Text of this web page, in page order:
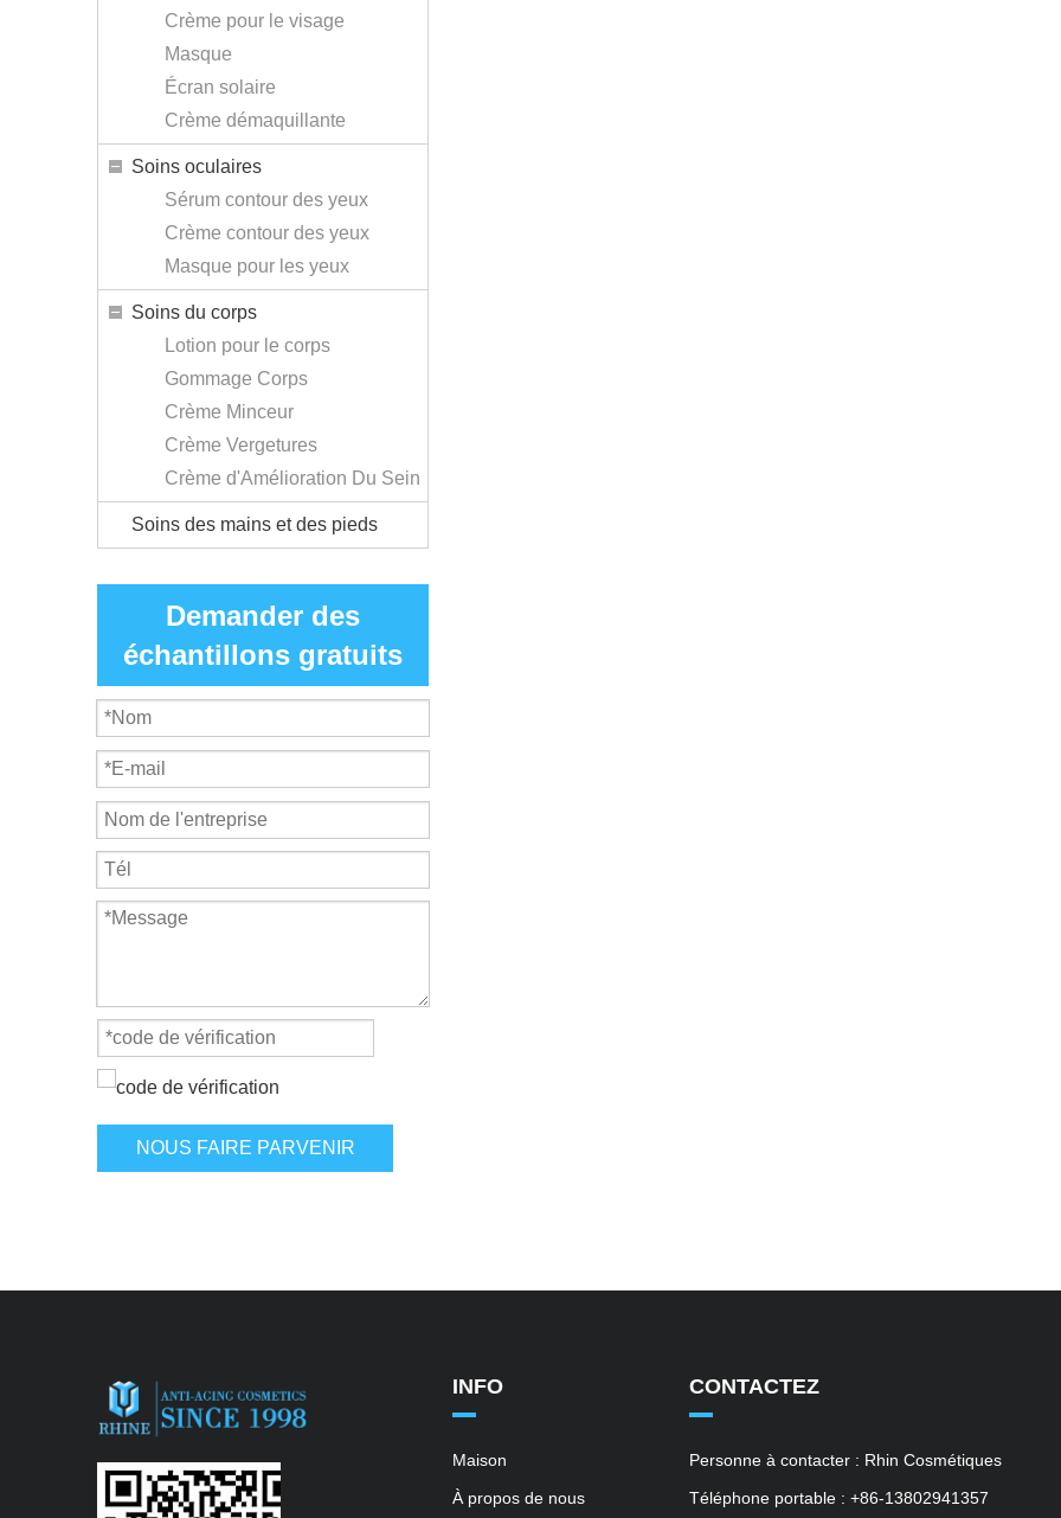
Crème pour le visage
Masque
Écran solaire
Crème démaquillante
Soins oculaires
Sérum contour des yeux
Crème contour des yeux
Masque pour les yeux
Soins du corps
Lotion pour le corps
Gommage Corps
Crème Minceur
Crème Vergetures
Crème d'Amélioration Du Sein
Soins des mains et des pieds
Demander des
échantillons gratuits
NOUS FAIRE PARVENIR
INFO
Maison
À propos de nous
CONTACTEZ
Personne à contacter : Rhin Cosmétiques
Téléphone portable : +86-13802941357